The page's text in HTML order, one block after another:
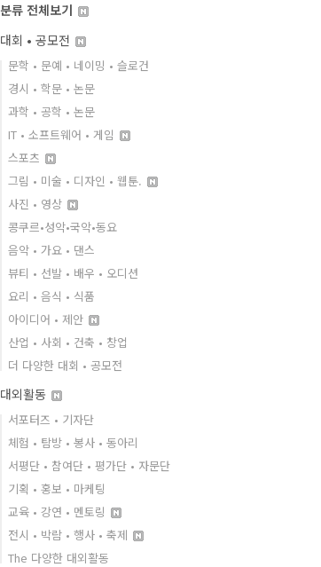
분류 전체보기
대회 • 공모전
문학 • 문예 • 네이밍 • 슬로건
경시 • 학문 • 논문
과학 • 공학 • 논문
IT • 소프트웨어 • 게임
스포츠
그림 • 미술 • 디자인 • 웹툰.
사진 • 영상
콩쿠르•성악•국악•동요
음악 • 가요 • 댄스
뷰티 • 선발 • 배우 • 오디션
요리 • 음식 • 식품
아이디어 • 제안
산업 • 사회 • 건축 • 창업
더 다양한 대회 • 공모전
대외활동
서포터즈 • 기자단
체험 • 탐방 • 봉사 • 동아리
서평단 • 참여단 • 평가단 • 자문단
기획 • 홍보 • 마케팅
교육 • 강연 • 멘토링
전시 • 박람 • 행사 • 축제
The 다양한 대외활동